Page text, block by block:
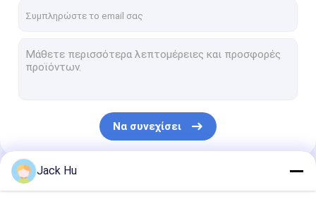
Αερολιμένας Ambulift
τρακτέρ ρυμούλκησης
Φορτηγό σέρβις τουαλέτας
Λεωφορείο επιβατών αερολιμένων
Να συνεχίσει
Οι Κατηγορίες Μας
Jack Hu